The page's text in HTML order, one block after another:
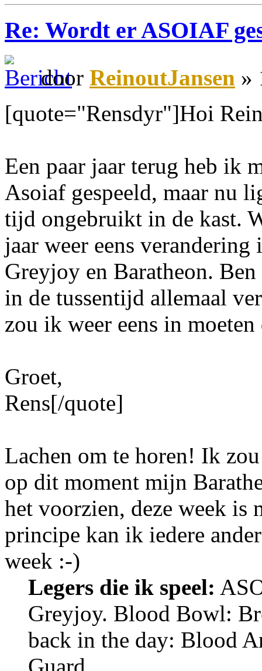
Re: Wordt er ASOIAF
door ReinoutJansen »
[quote="Rensdyr"]Hoi
Een paar jaar terug heb ik
Asoiaf gespeeld, maar nu
tijd ongebruikt in de kast.
jaar weer eens
Greyjoy en Baratheon.
in de tussentijd allemaal
zou ik weer eens in
Groet,
Rens[/quote]
Lachen om te horen! Ik
op dit moment mijn
het voorzien, deze week is
principe kan ik iedere
week :-)
Legers die ik speel:
Greyjoy. Blood Bowl:
back in the day: Blood
Guard